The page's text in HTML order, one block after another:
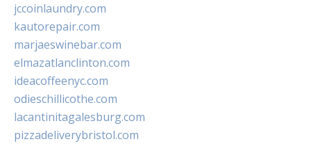
jccoinlaundry.com
kautorepair.com
marjaeswinebar.com
elmazatlanclinton.com
ideacoffeenyc.com
odieschillicothe.com
lacantinitagalesburg.com
pizzadeliverybristol.com